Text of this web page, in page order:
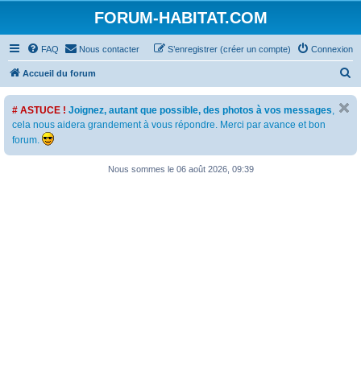
FORUM-HABITAT.COM
FAQ Nous contacter Connexion
S’enregistrer (créer un compte)
Accueil du forum
e
# ASTUCE ! Joignez, autant que possible, des photos à vos messages,
cela nous aidera grandement à vous répondre. Merci par avance et bon
forum.
Nous sommes le 06 août 2026, 09:39